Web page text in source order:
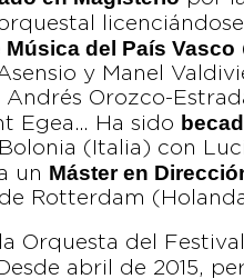
del País Vasco
y Manel
Orozco-
Egea… Ha sido
(Italia) con
un Máster en
Rotterdam
Orquesta del
abril de 2015,